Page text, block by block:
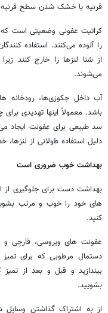
قرنیه یا خشک شدن سطح قرنیه
کراتیت عفونی وضعیتی است که
را آلوده می‌کنند. استفاده
از شنا لنزها را خارج کنند
می‌شوند.
آب داخل جکوزی‌ها، رودخانه
باشد. معمولاً اینها تهدیدی
سد طبیعی برای عفونت ایجاد
دلیل استفاده طولانی از لنزها،
بهداشت خوب ضروری است
بهداشت دست برای جلوگیری
های خود را خوب و مرتب
کنید.
عفونت های ویروسی، قارچی و
دستمال مرطوبی که برای
بیندازید و قبل و بعد از
بشویید.
از به اشتراک گذاشتن